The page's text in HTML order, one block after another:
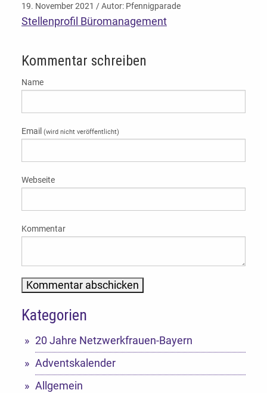
19. November 2021 / Autor: Pfennigparade
Stellenprofil Büromanagement
Kommentar schreiben
Name
Email (wird nicht veröffentlicht)
Webseite
Kommentar
Alternative:
Kategorien
20 Jahre Netzwerkfrauen-Bayern
Adventskalender
Allgemein